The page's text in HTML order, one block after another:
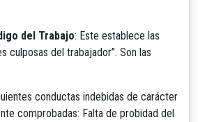
del Trabajo: Este establece las
culposas del trabajador”. Son las
conductas indebidas de carácter
comprobadas: Falta de probidad del